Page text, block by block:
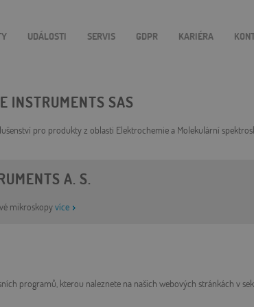
UDÁLOSTI SERVIS GDPR KARIÉRA
INSTRUMENTS SAS
pro produkty z oblasti Elektrochemie a Molekulární
A. S.
mikroskopyvíce
programů, kterou naleznete na našich webových stránkách v